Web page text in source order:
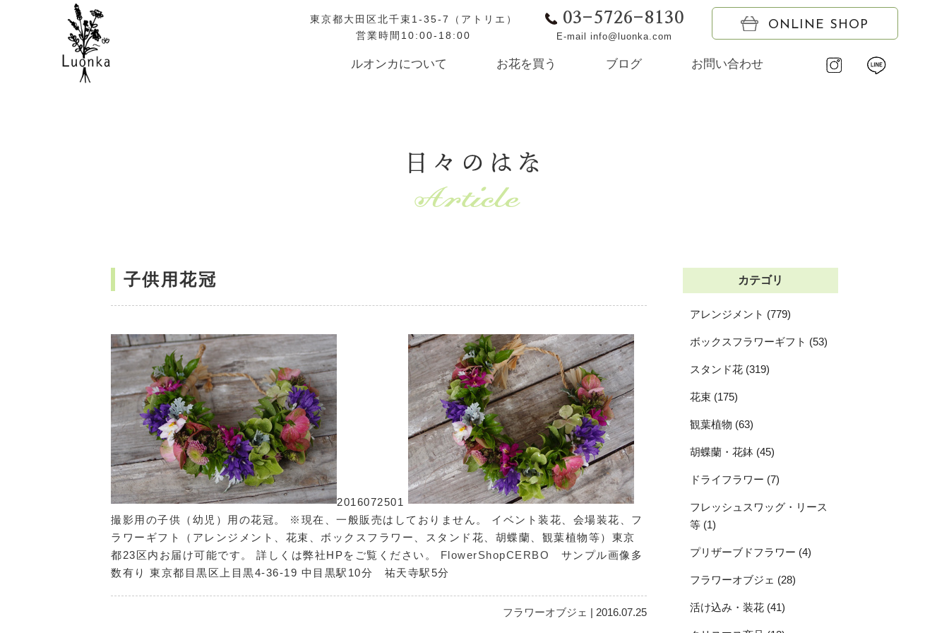
東京都大田区北千束1-35-7（アトリエ）
営業時間10:00-18:00
03-5726-8130
E-mail info@luonka.com
ONLINE SHOP
ルオンカについて お花を買う ブログ お問い合わせ
日々のはな
子供用花冠
2016072501
撮影用の子供（幼児）用の花冠。 ※現在、一般販売はしておりません。 イベント装花、会場装花、フ
ラワーギフト（アレンジメント、花束、ボックスフラワー、スタンド花、胡蝶蘭、観葉植物等）東京
都23区内お届け可能です。 詳しくは弊社HPをご覧ください。 FlowerShopCERBO サンプル画像多
数有り 東京都目黒区上目黒4-36-19 中目黒駅10分 祐天寺駅5分
フラワーオブジェ | 2016.07.25
カテゴリ
アレンジメント (779)
ボックスフラワーギフト (53)
スタンド花 (319)
花束 (175)
観葉植物 (63)
胡蝶蘭・花鉢 (45)
ドライフラワー (7)
フレッシュスワッグ・リース
等 (1)
プリザーブドフラワー (4)
フラワーオブジェ (28)
活け込み・装花 (41)